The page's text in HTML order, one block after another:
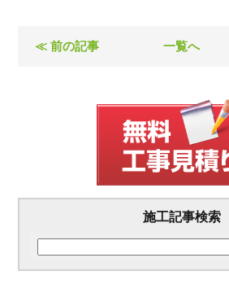
≪ 前の記事 一覧へ
施工記事検索